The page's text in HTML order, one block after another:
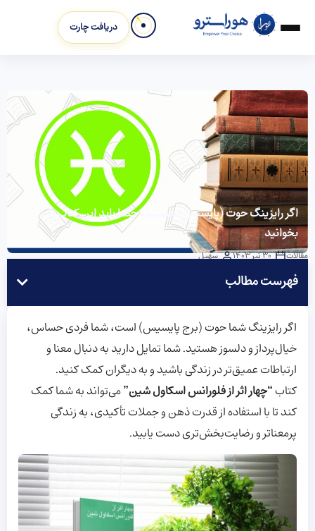
دریافت چارت
اگر رایزینگ حوت (پایسیس) هستید، حتما باید این کتاب را
بخوانید
مقالات 30 تیر 1403 سهیل
فهرست مطالب
اگر رایزینگ شما حوت (برج پایسیس) است، شما فردی حساس،
خیال‌پرداز و دلسوز هستید. شما تمایل دارید به دنبال معنا و
ارتباطات عمیق‌تر در زندگی باشید و به دیگران کمک کنید.
کتاب“چهار اثر از فلورانس اسکاول شین”می‌تواند به شما کمک
کند تا با استفاده از قدرت ذهن و جملات تأکیدی، به زندگی
پرمعناتر و رضایت‌بخش‌تری دست یابید.